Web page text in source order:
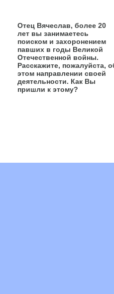
Отец Вячеслав, более 20
лет вы занимаетесь
поиском и захоронением
павших в годы Великой
Отечественной войны.
Расскажите, пожалуйста,
этом направлении своей
деятельности. Как Вы
пришли к этому?